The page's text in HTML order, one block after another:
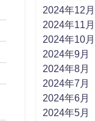
2024年12月
2024年11月
2024年10月
2024年9月
2024年8月
2024年7月
2024年6月
2024年5月